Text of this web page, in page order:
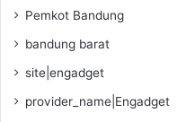
Pemkot Bandung
bandung barat
site|engadget
provider_name|Engadget